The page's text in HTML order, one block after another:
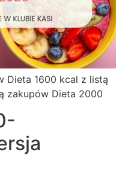
Dieta 1600 kcal z listą
zakupów Dieta 2000